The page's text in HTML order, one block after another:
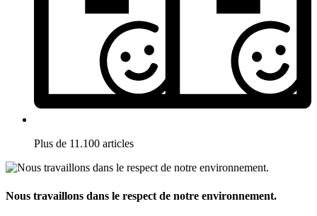
Plus de 11.100 articles
Nous travaillons dans le respect de notre environnement.